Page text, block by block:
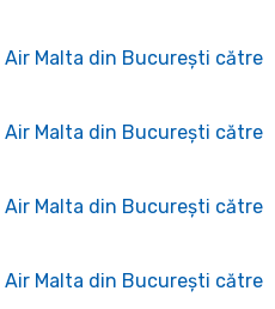
Air Malta din București către
Air Malta din București către
Air Malta din București către
Air Malta din București către